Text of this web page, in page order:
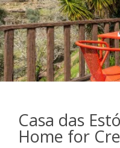
Casa das
Home for